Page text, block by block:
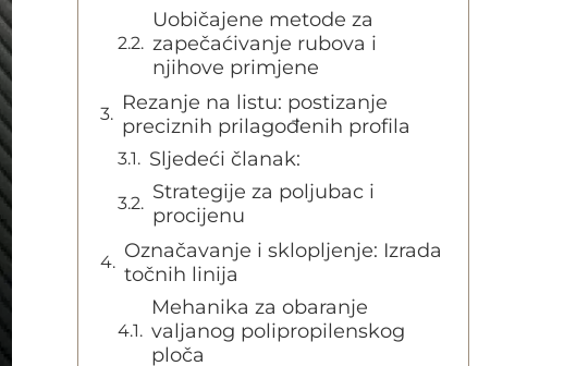
Uobičajene metode za
zapečaćivanje rubova i
njihove primjene
Rezanje na listu: postizanje
preciznih prilagođenih profila
Sljedeći članak:
Strategije za poljubac i
procijenu
Označavanje i sklopljenje: Izrada
točnih linija
Mehanika za obaranje
valjanog polipropilenskog
ploča